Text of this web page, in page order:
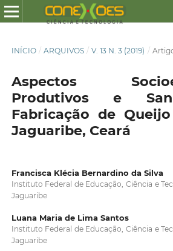
INÍCIO / ARQUIVOS / V. 13 N. 3 (2019) /
Aspectos
Produtivos e
Fabricação de
Jaguaribe, Ceará
Francisca Klécia Bernardino da Silva
Instituto Federal de Educação, Ciência e
Jaguaribe
Luana Maria de Lima Santos
Instituto Federal de Educação, Ciência e
Jaguaribe